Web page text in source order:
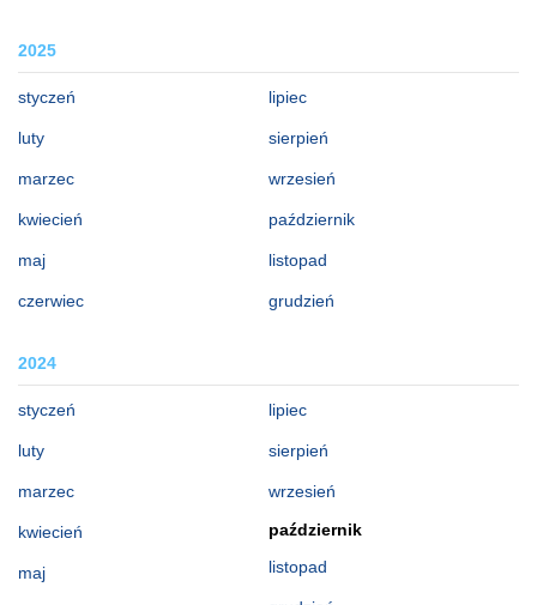
2025
styczeń
luty
marzec
kwiecień
maj
czerwiec
lipiec
sierpień
wrzesień
październik
listopad
grudzień
2024
styczeń
luty
marzec
kwiecień
maj
lipiec
sierpień
wrzesień
październik
listopad